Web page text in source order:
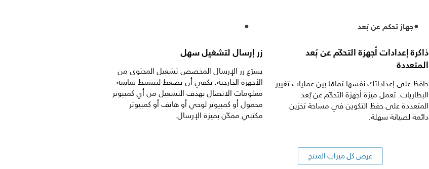
جهاز تحكم عن بُعد
ذاكرة إعدادات أجهزة التحكّم عن بُعد
المتعددة
حافظ على إعداداتك نفسها تمامًا بين عمليات تغيير
البطاريات. تعمل ميزة أجهزة التحكّم عن بُعد
المتعددة على حفظ التكوين في مساحة تخزين
دائمة لصيانة سهلة.
زر إرسال لتشغيل سهل
يسرّع زر الإرسال المخصص تشغيل المحتوى من
الأجهزة الخارجية. يكفي أن تضغط لتنشيط شاشة
معلومات الاتصال بهدف التشغيل من أي كمبيوتر
محمول أو كمبيوتر لوحي أو هاتف أو كمبيوتر
مكتبي ممكّن بميزة الإرسال.
عرض كل ميزات المنتج